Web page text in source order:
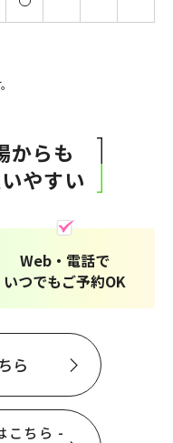
からも
やすい
Web・電話で
いつでもご予約OK
ら
こちら -